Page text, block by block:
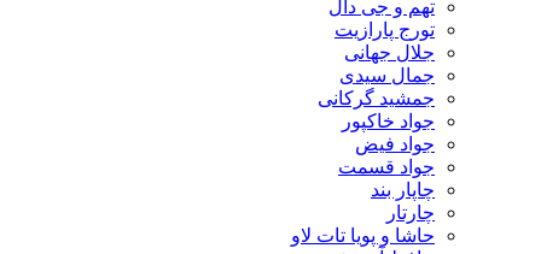
تهم و جی دال
تورج پارازیت
جلال جهانی
جمال سیدی
جمشید گرکانی
جواد خاکپور
جواد فیض
جواد قسمت
چاپار بند
چارتار
حاشا و پویا تات لاو